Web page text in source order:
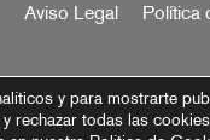
Aviso Legal Política
y para mostrarte
rechazar todas las